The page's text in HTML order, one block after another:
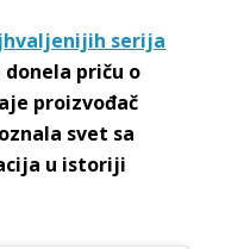
serija
priču o
proizvođač
svet sa
u istoriji